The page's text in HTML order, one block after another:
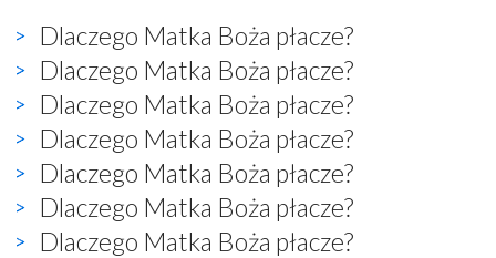
Dlaczego Matka Boża płacze?
Dlaczego Matka Boża płacze?
Dlaczego Matka Boża płacze?
Dlaczego Matka Boża płacze?
Dlaczego Matka Boża płacze?
Dlaczego Matka Boża płacze?
Dlaczego Matka Boża płacze?